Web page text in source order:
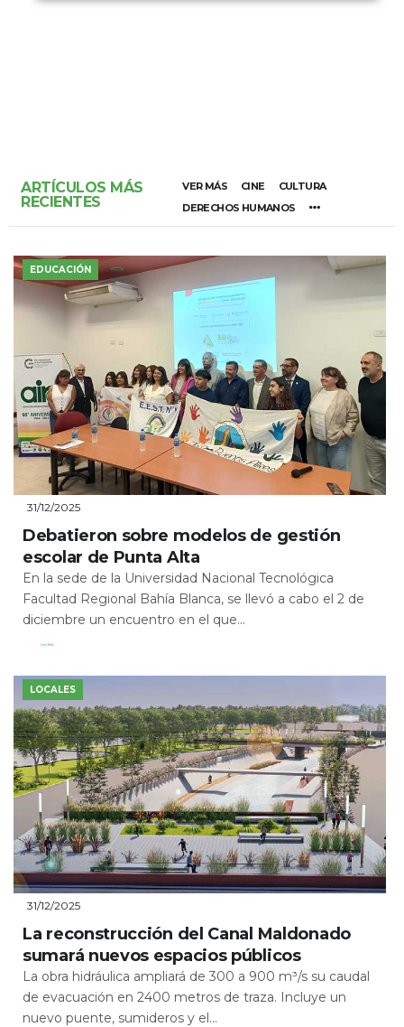
ARTÍCULOS MÁS
RECIENTES
VER MÁS CINE
CULTURA
DERECHOS HUMANOS
EDUCACIÓN
31/12/2025
Debatieron sobre modelos de gestión
escolar de Punta Alta
En la sede de la Universidad Nacional Tecnológica
Facultad Regional Bahía Blanca, se llevó a cabo el 2 de
diciembre un encuentro en el que...
Leer Más
LOCALES
31/12/2025
La reconstrucción del Canal Maldonado
sumará nuevos espacios públicos
La obra hidráulica ampliará de 300 a 900 m³/s su caudal
de evacuación en 2400 metros de traza. Incluye un
nuevo puente, sumideros y el...